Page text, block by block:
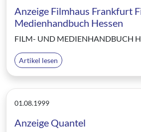
Anzeige Filmhaus Frankfurt
Medienhandbuch Hessen
FILM- UND MEDIENHANDBUCH
Artikel lesen
01.08.1999
Anzeige Quantel